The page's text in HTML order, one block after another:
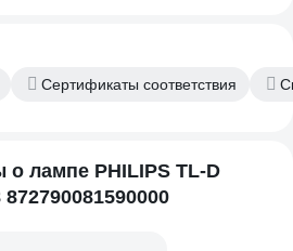
Сертификаты соответствия
лампе PHILIPS TL-D